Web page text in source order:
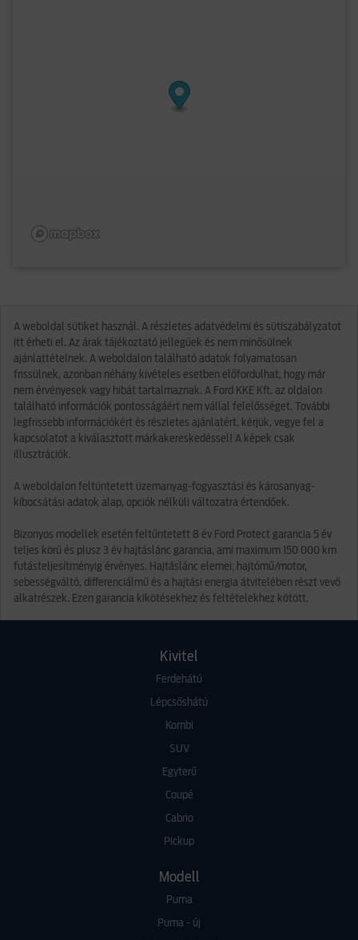
A weboldal sütiket használ. A részletes adatvédelmi és sütiszabályzatot
itt érheti el. Az árak tájékoztató jellegűek és nem minősülnek
ajánlattételnek. A weboldalon található adatok folyamatosan
frissülnek, azonban néhány kivételes esetben előfordulhat, hogy már
nem érvényesek vagy hibát tartalmaznak. A Ford KKE Kft. az oldalon
található információk pontosságáért nem vállal felelősséget. További
legfrissebb információkért és részletes ajánlatért, kérjük, vegye fel a
kapcsolatot a kiválasztott márkakereskedéssel! A képek csak
illusztrációk.
A weboldalon feltüntetett üzemanyag-fogyasztási és károsanyag-
kibocsátási adatok alap, opciók nélküli változatra értendőek.
Bizonyos modellek esetén feltűntetett 8 év Ford Protect garancia 5 év
teljes körű és plusz 3 év hajtáslánc garancia, ami maximum 150 000 km
futásteljesítményig érvényes. Hajtáslánc elemei: hajtómű/motor,
sebességváltó, differenciálmű és a hajtási energia átvitelében részt vevő
alkatrészek. Ezen garancia kikötésekhez és feltételekhez kötött.
Kivitel
Ferdehátú
Lépcsőshátú
Kombi
SUV
Egyterű
Coupé
Cabrio
Pickup
Modell
Puma
Puma - új